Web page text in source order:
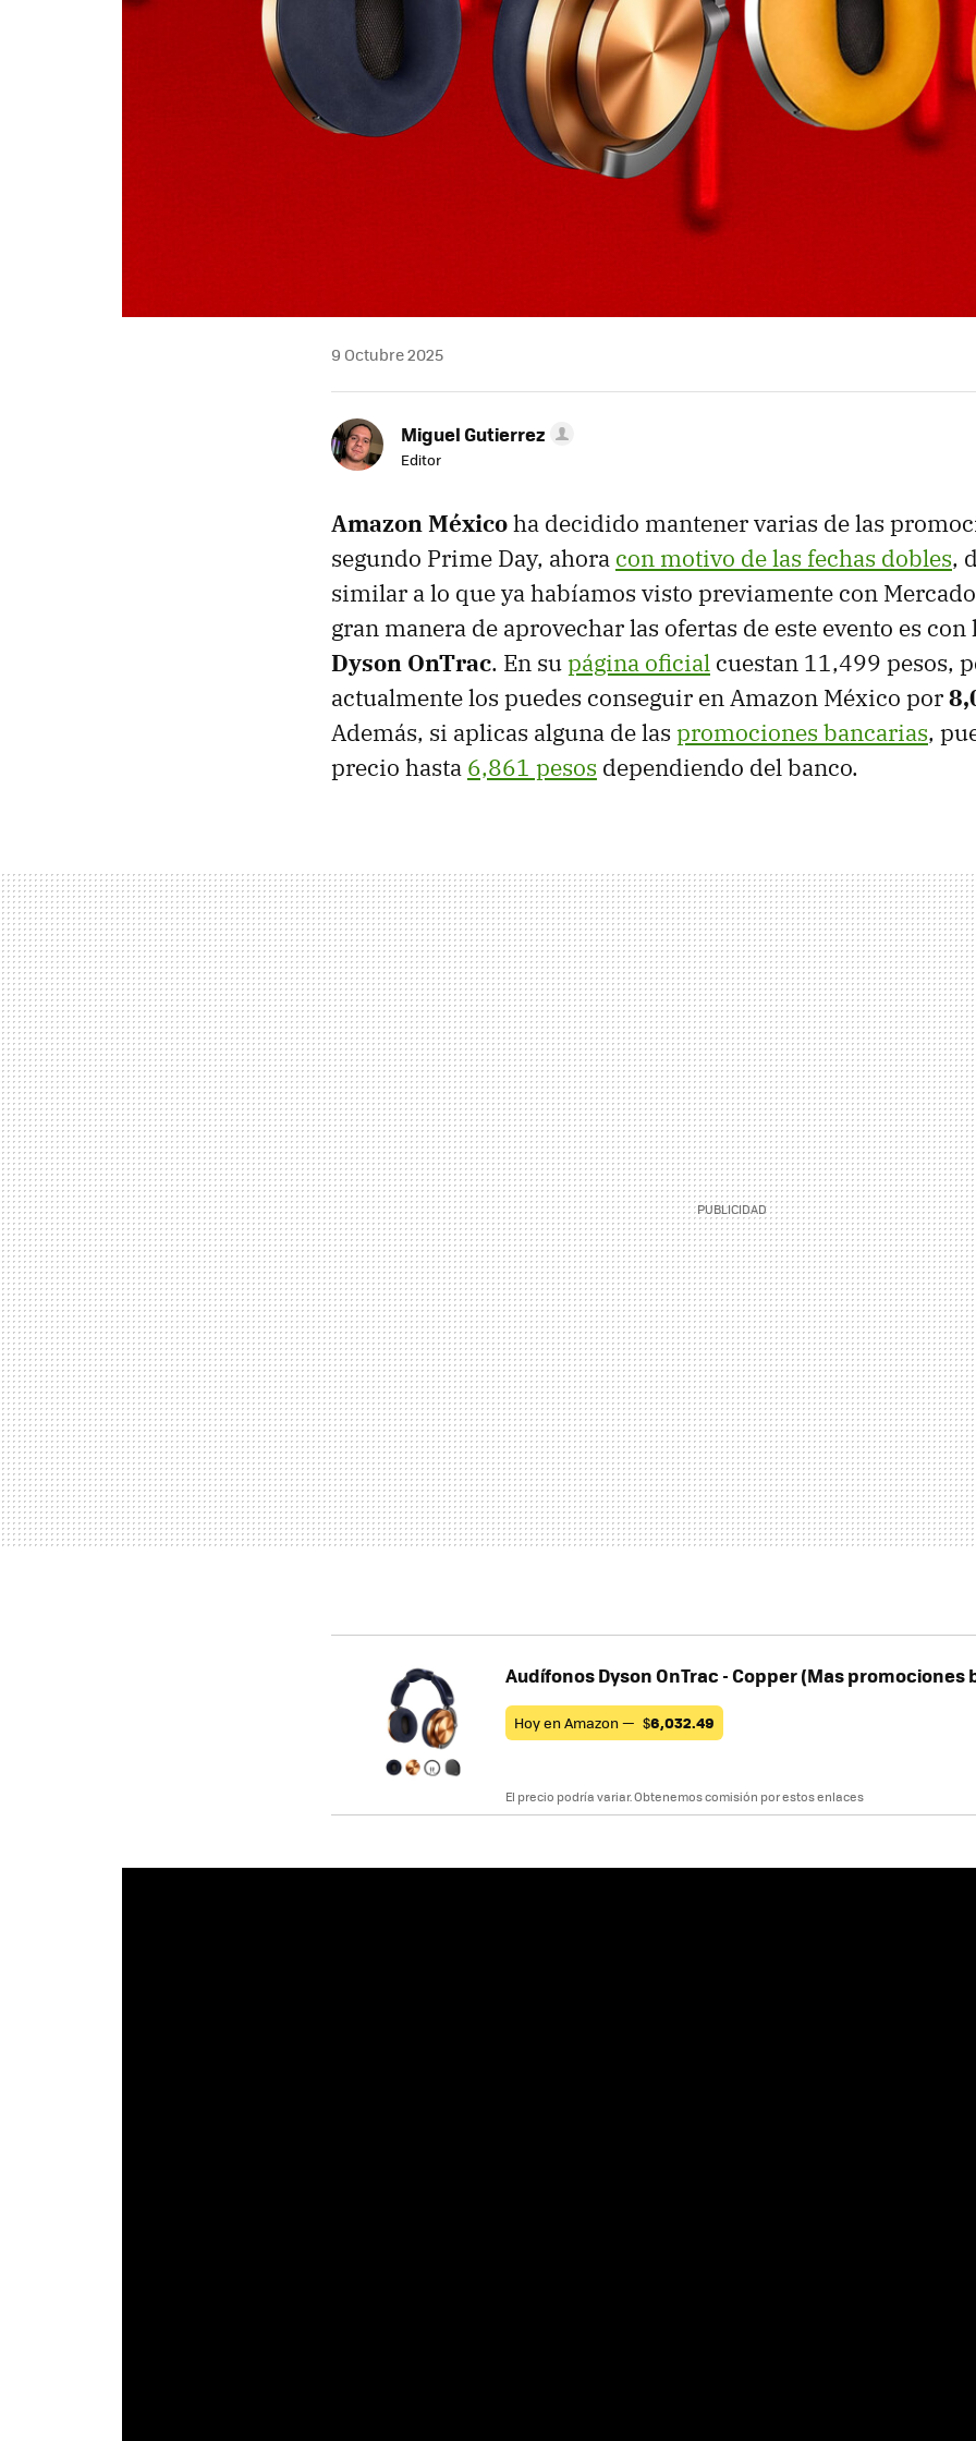
9 Octubre 2025
Miguel Gutierrez
Editor
Amazon Méxicoha decidido mantener varias de las
segundo Prime Day, ahora con motivo de las fechas dobles,
similar a lo que ya habíamos visto previamente con
gran manera de aprovechar las ofertas de este evento es con
Dyson OnTrac. En supágina oficial cuestan 11,499 pesos,
actualmente los puedes conseguir en Amazon México por
Además, si aplicas alguna de las promociones bancarias,
precio hasta 6,861 pesos dependiendo del banco.
Audífonos Dyson OnTrac - Copper (Mas promociones
Hoy en Amazon — $6,032.49
El precio podría variar. Obtenemos comisión por estos enlaces